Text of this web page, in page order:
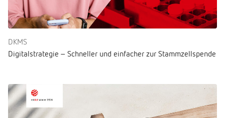
DKMS
Digitalstrategie – Schneller und einfacher zur Stammzellspende